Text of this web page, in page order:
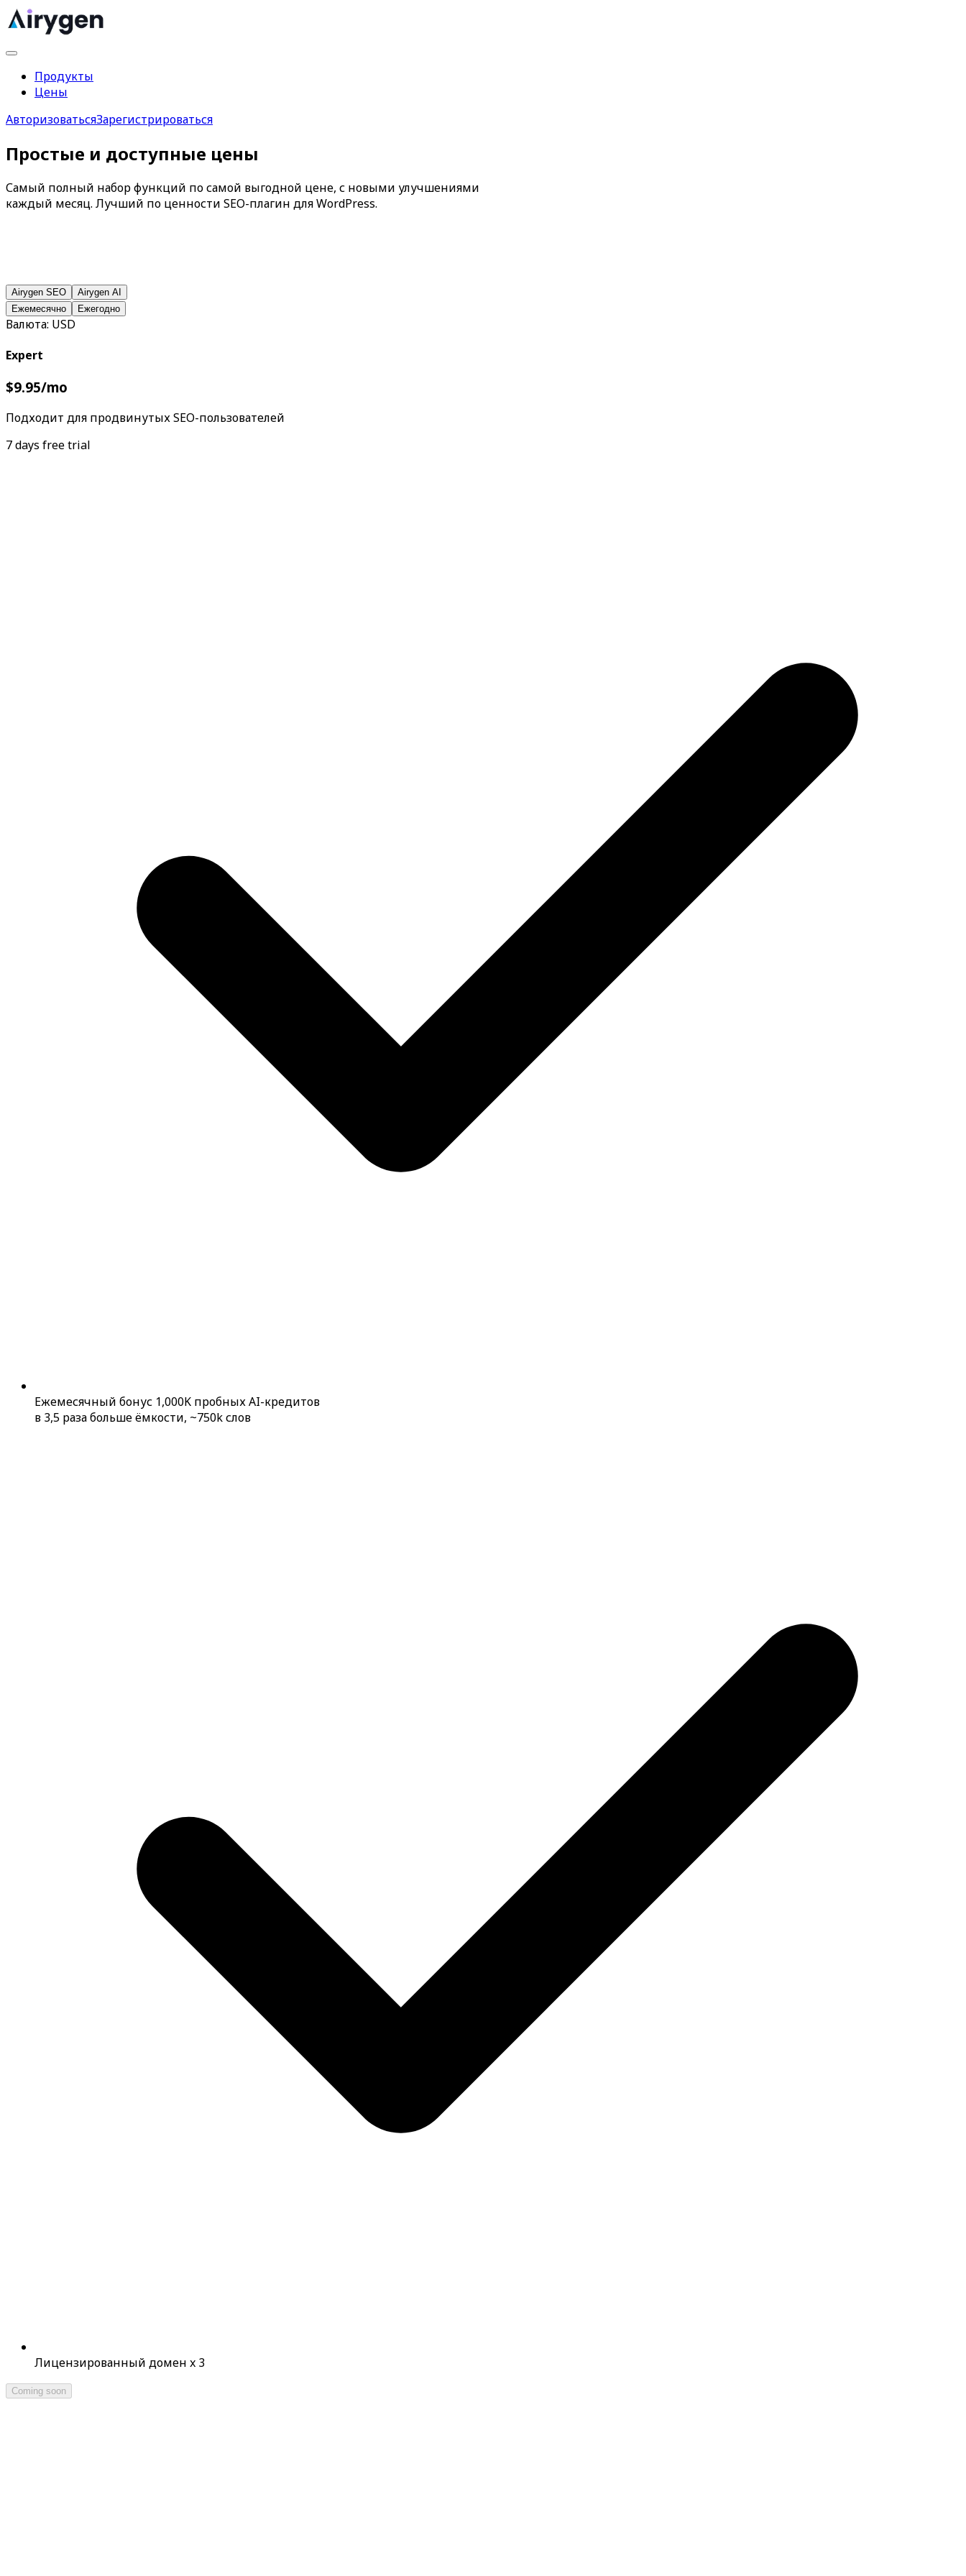
Продукты
Цены
АвторизоватьсяЗарегистрироваться
Простые и доступные цены
Самый полный набор функций по самой выгодной цене, с новыми улучшениями
каждый месяц. Лучший по ценности SEO-плагин для WordPress.
Airygen SEO
Airygen AI
Ежемесячно
Ежегодно
Валюта: USD
Expert
$9.95/mo
Подходит для продвинутых SEO-пользователей
7 days free trial
Ежемесячный бонус 1,000K пробных AI-кредитов
в 3,5 раза больше ёмкости, ~750k слов
Лицензированный домен x 3
Coming soon